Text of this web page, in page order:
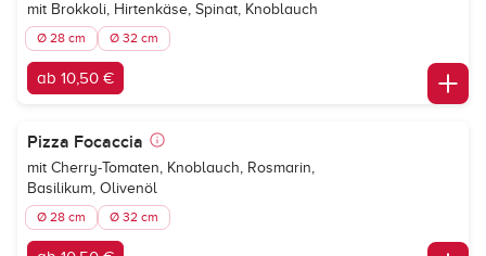
mit Brokkoli, Hirtenkäse, Spinat, Knoblauch
Ø 28 cm Ø 32 cm
ab 10,50 €
Pizza Focaccia
mit Cherry-Tomaten, Knoblauch, Rosmarin,
Basilikum, Olivenöl
Ø 28 cm Ø 32 cm